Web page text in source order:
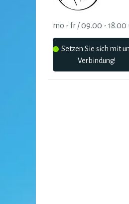
mo - fr / 09.00 - 18.00
Setzen Sie sich mit
Verbindung!